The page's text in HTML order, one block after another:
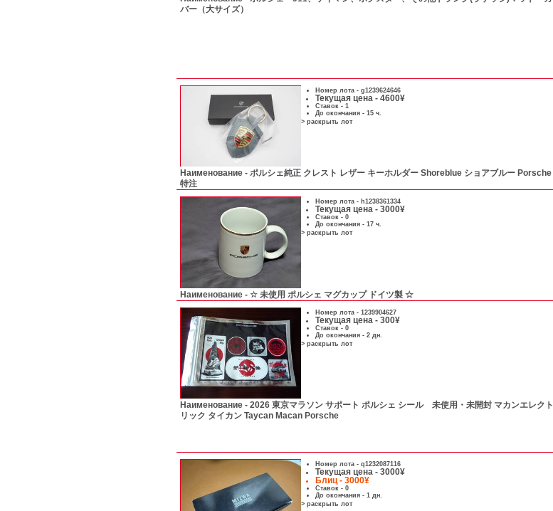
バー（大サイズ）
Номер лота - g1239624646
Текущая цена - 4600¥
Ставок - 1
До окончания - 15 ч.
> раскрыть лот
Наименование - ポルシェ純正 クレスト レザー キーホルダー Shoreblue ショアブルー Porsche
特注
Номер лота - h1238361334
Текущая цена - 3000¥
Ставок - 0
До окончания - 17 ч.
> раскрыть лот
Наименование - ☆ 未使用 ポルシェ マグカップ ドイツ製 ☆
Номер лота - 1239904627
Текущая цена - 300¥
Ставок - 0
До окончания - 2 дн.
> раскрыть лот
Наименование - 2026 東京マラソン サポート ポルシェ シール 未使用・未開封 マカンエレクト
リック タイカン Taycan Macan Porsche
Номер лота - q1232087116
Текущая цена - 3000¥
Блиц - 3000¥
Ставок - 0
До окончания - 1 дн.
> раскрыть лот